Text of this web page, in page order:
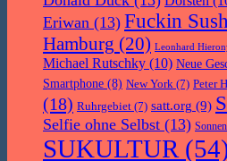
Eriwan (13) Fuckin
Hamburg (20) Leonhard
Michael Rutschky (10) Neue
Smartphone (8) New York (7) Peter
(18) Ruhrgebiet (7) satt.org (9)
Selfie ohne Selbst (13)
SUKULTUR